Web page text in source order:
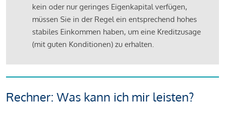
kein oder nur geringes Eigenkapital verfügen,
müssen Sie in der Regel ein entsprechend hohes
stabiles Einkommen haben, um eine Kreditzusage
(mit guten Konditionen) zu erhalten.
Rechner: Was kann ich mir leisten?